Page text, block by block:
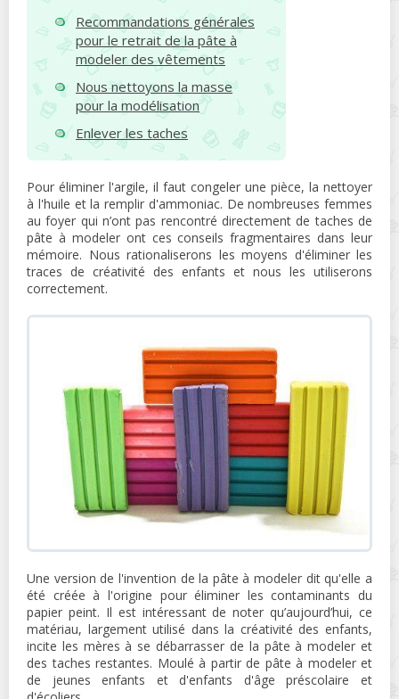
Recommandations générales
pour le retrait de la pâte à
modeler des vêtements
Nous nettoyons la masse
pour la modélisation
Enlever les taches
Pour éliminer l'argile, il faut congeler une pièce, la nettoyer
à l'huile et la remplir d'ammoniac. De nombreuses femmes
au foyer qui n’ont pas rencontré directement de taches de
pâte à modeler ont ces conseils fragmentaires dans leur
mémoire. Nous rationaliserons les moyens d'éliminer les
traces de créativité des enfants et nous les utiliserons
correctement.
Une version de l'invention de la pâte à modeler dit qu'elle a
été créée à l'origine pour éliminer les contaminants du
papier peint. Il est intéressant de noter qu’aujourd’hui, ce
matériau, largement utilisé dans la créativité des enfants,
incite les mères à se débarrasser de la pâte à modeler et
des taches restantes. Moulé à partir de pâte à modeler et
de jeunes enfants et d'enfants d'âge préscolaire et